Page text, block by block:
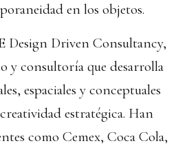
en los objetos.
Design Driven Consultancy,
y consultoría que desarrolla
espaciales y conceptuales
estratégica. Han
como Cemex, Coca Cola,